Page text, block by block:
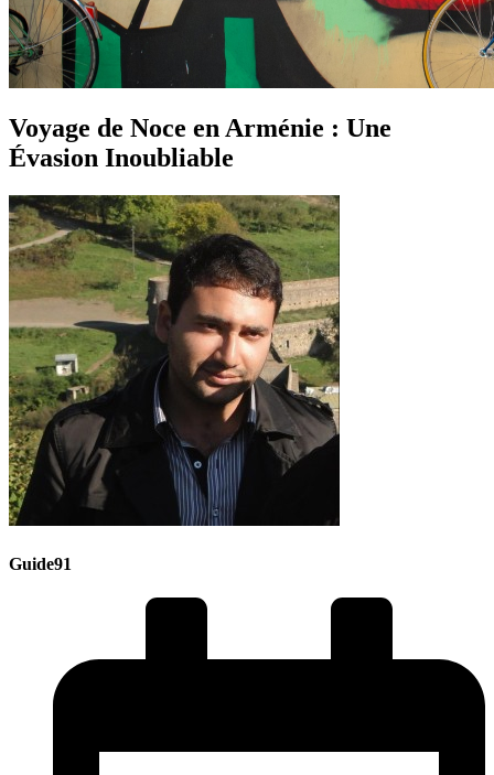
Voyage de Noce en Arménie : Une
Évasion Inoubliable
Guide91